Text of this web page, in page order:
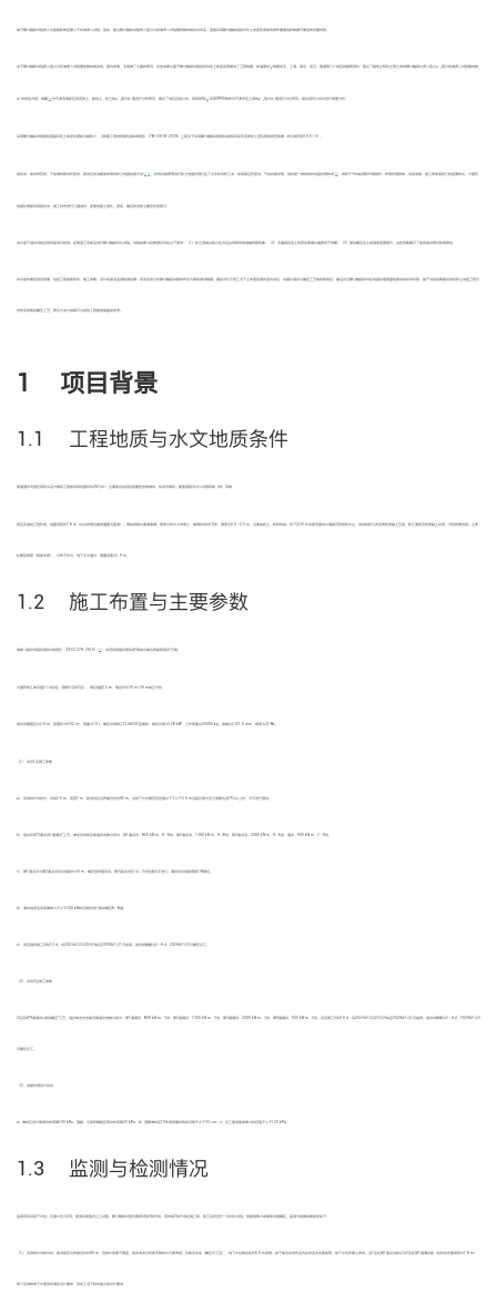
由于静力触探试验受人为因素影响显著小于标准贯入试验，因此，建立静力触探试验贯入阻力与标准贯入试验锤击数的相关关系后，直接采用静力触探指标评价土体密实度具有操作便捷性和数据可靠性的双重优势。
关于静力触探试验贯入阻力与标准贯入试验锤击数的相关性，国内学者、专家做了大量的研究，这些成果为基于静力触探试验指标判定土体密实度提供了工程依据。如温国炫 9 根据北京、上海、南京、武汉、南通等几个地区的勘察资料，建立了黏性土和砂土等土类的静力触探比贯入阻力p 值与标准贯入试验锤击数
N 的线性方程；韩鹏 10 对天津滨海新区淤泥质土、黏性土、粉土的p 值与N 值进行分析研究，提出了地区经验公式；田丽丽等 采用SPSS软件对天津市区土层的p 值与N 值进行对比研究，提出回归公式并进行误差分析。
采用静力触探试验指标直接判定土体密实度的文献较少，《铁路工程地质原位测试规程》（TB 10018—2018） 6 是当下采用静力触探试验测试指标判定石英质砂土密实度的规范依据（详见规范表10.5.13）。
强夯法、振冲碎石桩、不加填料振冲挤密法、振动压实法都是常用的砂土地基加固方法 12 14 。利用共振原理进行砂土地基处理衍生了众多的专利工法，如高真空挤密法、气动共振法等。强夯是一种绿色的地基处理技术 15 ，有利于节约能源和环境保护。作用机理简单、设备简易、施工效率高是它的显著特点。大面积
地基处理常采用强夯法。施工时先进行几遍强夯，促使地基土液化、密实，最后将浅层土碾压挤密即可。
本文基于强夯试验区现场监测与检测，在每道工序前后进行静力触探对比试验。试验结果与经典理论存在以下差异：（1）砂土层锥尖阻力在夯后出现降低或增幅有限现象；（2）多遍强夯后土体密实度增长幅度低于预期；（3）振动碾压后土体强度显著提升。这些现象揭示了现有强夯理论的局限性。
本文首先概述项目背景，包括工程地质条件、施工参数、设计标准及监测检测结果；其次系统分析静力触探试验的布设方案和测试数据，据此评价不同工况下土体密实度的变化特征，并量化强夯与碾压工艺的影响效应；最后论证静力触探技术在地基处理质量检测中的技术优势，基于试验成果建议类似砂土地基工程可
优先采用振动碾压工艺。研究方法与成果可为类似工程提供借鉴或参考。
1 项目背景
1.1 工程地质与水文地质条件
南通通州湾港区某码头后方堆场工程规划用地面积约26万m2 ，主要建设内容包括重型货物堆场、件杂货堆场、配套道路及办公设施等建（构）筑物。
场区系造地工程形成，地面高程约7.6 m（以当地理论最低潮面为基准）。原始地貌为黄海海滩，表层分布水力冲填土，堆填时间约10年，厚度为0.5～2.5 m，主要由粉土、粉砂构成；其下至30 m深度范围内以海相沉积粉砂为主，间夹粉砂与淤泥质粉质黏土互层、粉土薄层及粉质黏土夹层，沉积韵律性强，土质
松散至稍密（局部中密），分布不均匀。地下水为潜水，埋藏深度为1.5 m。
1.2 施工布置与主要参数
依据《强夯地基处理技术规程》（CECS 279∶2010） 16 ，本项目地基处理采用“降排水联合低能级强夯”方案。
大面积施工前设置2个试夯区（简称1区和2区），两区相距12 m，每区均为35 m×35 m的正方形。
强夯夯锤直径为2.4 m，底面积为4.52 m2 ，质量为15 t。碾压采用柳工CLG620C压路机，额定功率为128 kW，工作质量为20000 kg，振幅为2.0/1.0 mm，频率为32 Hz。
（1） 试夯1区施工参数
a） 采用排水沟排水。沟深2.5 m、底宽2 m，距试夯区边界最近处约40 m。当地下水位降至夯击面以下不小于2.0 m且超孔隙水压力消散达到75%以上时，方可进行强夯。
b） 强夯采用“3遍点夯1遍满夯”工艺。单击夯击能及每遍夯击数分别为：第1遍点夯，800 kN·m、4～6击；第2遍点夯，1300 kN·m、4～8击；第3遍点夯，2000 kN·m、4～6击；满夯，500 kN·m、2～4击。
c） 第1遍点夯与第2遍点夯夯点间距均为5 m，梅花型布置夯点。第3遍点夯在1夯、2夯位置交叉进行。满夯夯点间距搭接1/4锤径。
d） 满夯结束后采用激振力不小于200 kN的压路机进行振动碾压6～8遍。
e） 该区强夯施工历时13 d，自2023年12月20日开始至2024年1月1日结束。强夯间歇期为2～4 d，2024年1月3日碾压交工。
（2） 试夯2区施工参数
2区采用“4遍满夯+振动碾压”工艺。强夯单击夯击能及每遍夯击数分别为：第1遍满夯，800 kN·m、3击；第2遍满夯，1300 kN·m、3击；第3遍满夯，2000 kN·m、3击；第4遍满夯，500 kN·m、2击。该区施工历时10 d，自2023年12月22日开始至2024年1月1日结束。强夯间歇期为2～4 d，2024年1月3
日碾压交工。
（3） 地基处理设计目标
a）堆场区设计使用均布荷载100 kPa，道路、仓库和辅建区等均布荷载30 kPa；b）道路堆场区15年使用期内残余沉降不大于30 cm；c）交工面地基承载力特征值不小于120 kPa。
1.3 监测与检测情况
监测项目设地下水位、孔隙水压力2项。检测采用室内土工试验、静力触探试验及载荷试验3种手段，其中前2种方法在施工前、施工后各进行一次对比试验。地基承载力由载荷试验确定。监测与检测成果简述如下：
（1） 采用排水沟排水时，距试验区边界最近处约40 m，但排水效果不明显，因此本次分析按无降排水方案考虑。夯前及夯后（碾压交工后），地下水位稳定在约5.5 m高程。由于每次夯击作业均会改变夯击面高程，地下水位亦随之波动。当1区在第1遍点夯前以及2区在第1遍满夯前（此时夯击面高程为7.6 m），
两个区域的地下水埋深均满足设计要求；其余工况下则未能达到设计要求。